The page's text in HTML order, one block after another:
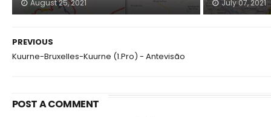
August 25, 2021 July 07, 2021
PREVIOUS
Kuurne-Bruxelles-Kuurne (1.Pro) - Antevisão
POST A COMMENT